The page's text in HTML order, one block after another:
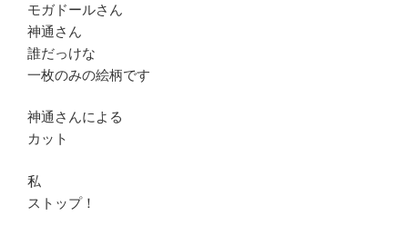
モガドールさん
神通さん
誰だっけな
一枚のみの絵柄です
神通さんによる
カット
私
ストップ！